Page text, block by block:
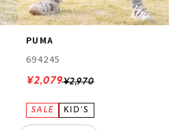
PUMA
694245
¥2,970
¥2,079